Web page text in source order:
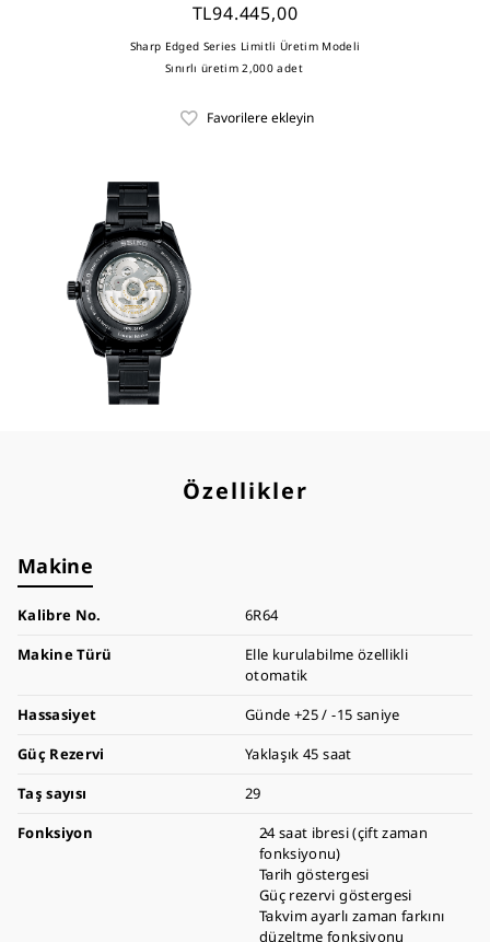
TL94.445,00
Sharp Edged Series Limitli Üretim Modeli
Sınırlı üretim 2,000 adet
Favorilere ekleyin
Özellikler
Makine
Kalibre No.
6R64
Makine Türü
Elle kurulabilme özellikli
otomatik
Hassasiyet
Günde +25 / -15 saniye
Güç Rezervi
Yaklaşık 45 saat
Taş sayısı
29
Fonksiyon
24 saat ibresi (çift zaman
fonksiyonu)
Tarih göstergesi
Güç rezervi göstergesi
Takvim ayarlı zaman farkını
düzeltme fonksiyonu